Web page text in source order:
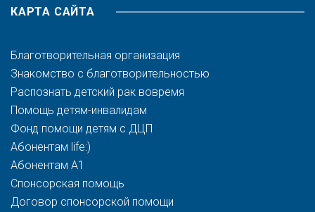
КАРТА САЙТА
Благотворительная организация
Знакомство с благотворительностью
Распознать детский рак вовремя
Помощь детям-инвалидам
Фонд помощи детям с ДЦП
Абонентам life:)
Абонентам A1
Спонсорская помощь
Договор спонсорской помощи